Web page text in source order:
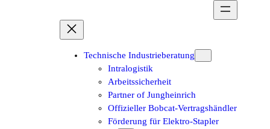
Technische Industrieberatung
Intralogistik
Arbeitssicherheit
Partner of Jungheinrich
Offizieller Bobcat-Vertragshändler
Förderung für Elektro-Stapler